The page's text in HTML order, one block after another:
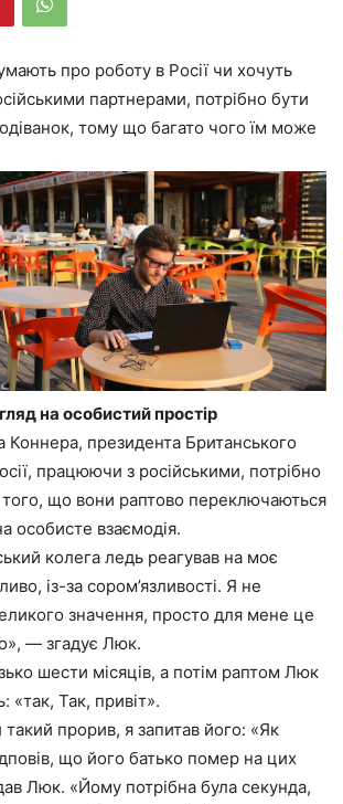
про роботу в Росії чи хочуть
партнерами, потрібно бути
тому що багато чого їм може
на особистий простір
президента Британського
працюючи з російськими, потрібно
що вони раптово переключаються
особисте взаємодія.
колега ледь реагував на моє
із-за сором’язливості. Я не
значення, просто для мене це
— згадує Люк.
шести місяців, а потім раптом Люк
«так, Так, привіт».
прорив, я запитав його: «Як
що його батько помер на цих
Люк. «Йому потрібна була секунда,